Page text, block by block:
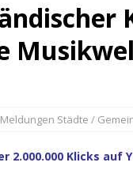
Meldungen Städte /
2.000.000 Klicks auf